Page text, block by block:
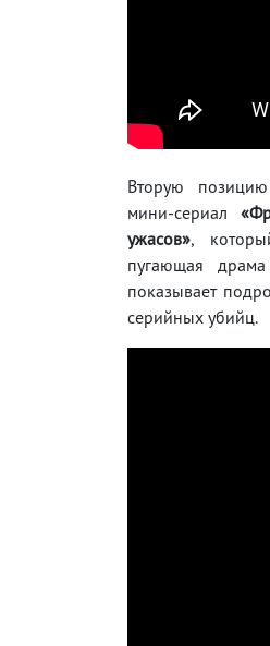
Вторую
мини-сериал
ужасов»,
пугающая
показывает
серийных убийц.